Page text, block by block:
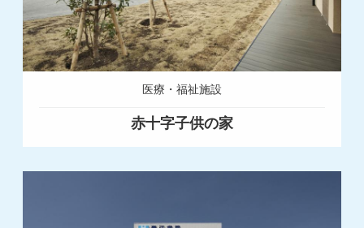
医療・福祉施設
赤十字子供の家